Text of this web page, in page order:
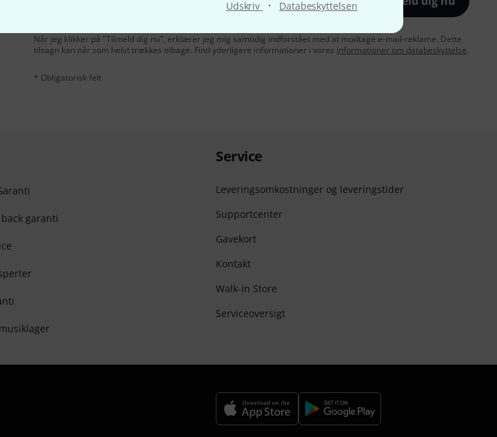
Udskriv · Databeskyttelsen
Når jeg klikker på "Tilmeld dig nu", erklærer jeg mig samtidig indforstået med at modtage e-mail-reklame. Dette
tilsagn kan når som helst trækkes tilbage. Find yderligere informationer i vores informationer om databeskyttelse.
* Obligatorisk felt
garanti
Service
Leveringsomkostninger og leveringstider
Supportcenter
Gavekort
Kontakt
Walk-in Store
Serviceoversigt